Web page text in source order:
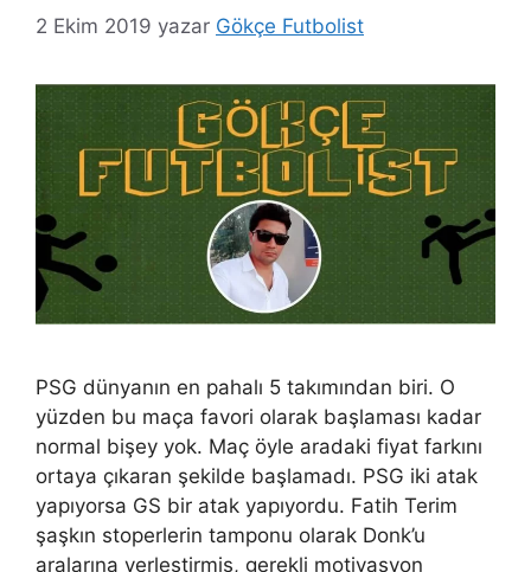
2 Ekim 2019 yazar Gökçe Futbolist
PSG dünyanın en pahalı 5 takımından biri. O
yüzden bu maça favori olarak başlaması kadar
normal bişey yok. Maç öyle aradaki fiyat farkını
ortaya çıkaran şekilde başlamadı. PSG iki atak
yapıyorsa GS bir atak yapıyordu. Fatih Terim
şaşkın stoperlerin tamponu olarak Donk’u
aralarına yerleştirmiş, gerekli motivasyon